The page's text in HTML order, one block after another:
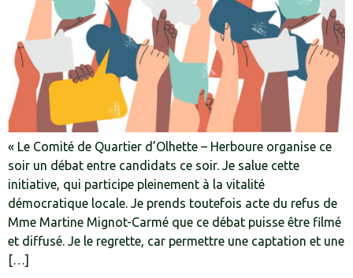
« Le Comité de Quartier d’Olhette – Herboure organise ce
soir un débat entre candidats ce soir. Je salue cette
initiative, qui participe pleinement à la vitalité
démocratique locale. Je prends toutefois acte du refus de
Mme Martine Mignot-Carmé que ce débat puisse être filmé
et diffusé. Je le regrette, car permettre une captation et une
[…]